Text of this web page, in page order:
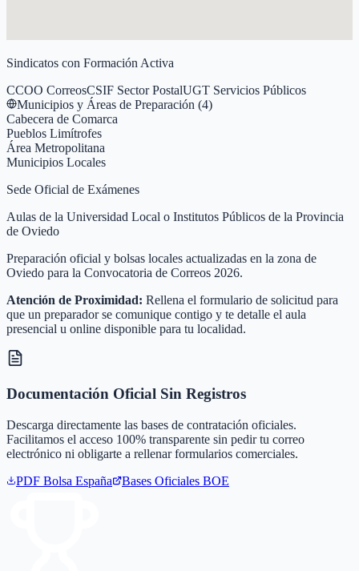
Sindicatos con Formación Activa
CCOO CorreosCSIF Sector PostalUGT Servicios Públicos
Municipios y Áreas de Preparación (4)
Cabecera de Comarca
Pueblos Limítrofes
Área Metropolitana
Municipios Locales
Sede Oficial de Exámenes
Aulas de la Universidad Local o Institutos Públicos de la Provincia
de Oviedo
Preparación oficial y bolsas locales actualizadas en la zona de
Oviedo para la Convocatoria de Correos 2026.
Atención de Proximidad: Rellena el formulario de solicitud para
que un preparador se comunique contigo y te detalle el aula
presencial u online disponible para tu localidad.
Documentación Oficial Sin Registros
Descarga directamente las bases de contratación oficiales.
Facilitamos el acceso 100% transparente sin pedir tu correo
electrónico ni obligarte a rellenar formularios comerciales.
PDF Bolsa España Bases Oficiales BOE